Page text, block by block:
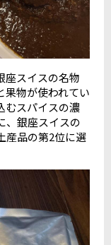
座スイスの名物
果物が使われてい
むスパイスの濃
、銀座スイスの
産品の第2位に選